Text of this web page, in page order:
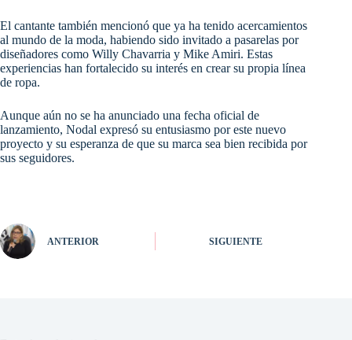
El cantante también mencionó que ya ha tenido acercamientos
al mundo de la moda, habiendo sido invitado a pasarelas por
diseñadores como Willy Chavarria y Mike Amiri. Estas
experiencias han fortalecido su interés en crear su propia línea
de ropa.
Aunque aún no se ha anunciado una fecha oficial de
lanzamiento, Nodal expresó su entusiasmo por este nuevo
proyecto y su esperanza de que su marca sea bien recibida por
sus seguidores.
ANTERIOR SIGUIENTE